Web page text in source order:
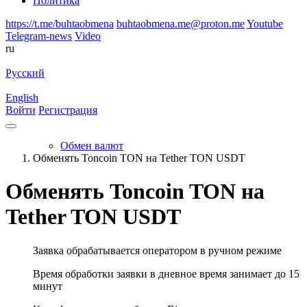
https://t.me/buhtaobmena buhtaobmena.me@proton.meYoutube
Telegram-news Video
ru
Русский
English
Войти Регистрация
Обмен валют
Обменять Toncoin TON на Tether TON USDT
Обменять Toncoin TON на
Tether TON USDT
Заявка обрабатывается оператором в ручном режиме
Время обработки заявки в дневное время занимает до 15
минут